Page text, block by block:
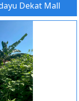
Dekat Mall